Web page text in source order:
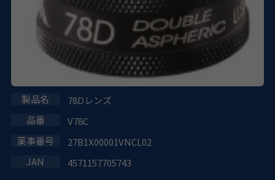
78Dレンズ
V78C
27B1X00001VNCL02
4571157705743